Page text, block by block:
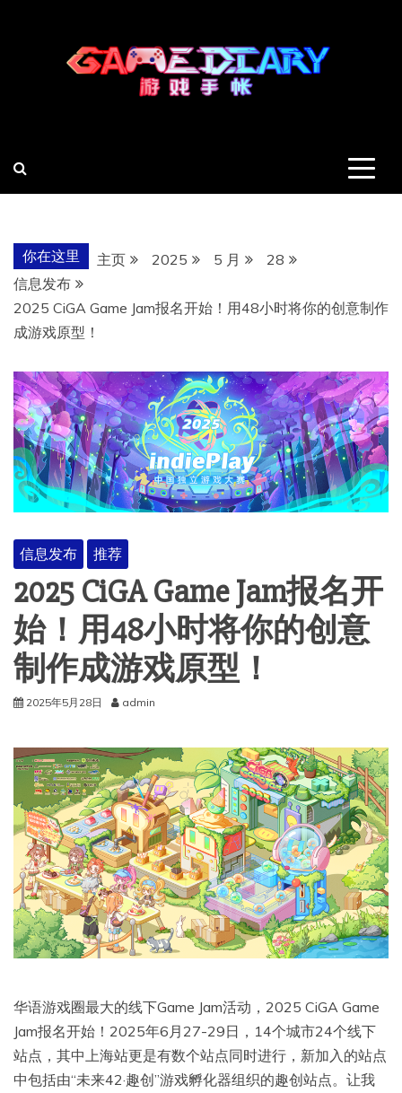
你在这里 主页 2025 5 月
28
信息发布
2025 CiGA Game Jam报名开始！用48小时将你的创意制作
成游戏原型！
信息发布 推荐
2025 CiGA Game Jam报名开
始！用48小时将你的创意
制作成游戏原型！
2025年5月28日 admin
华语游戏圈最大的线下Game Jam活动，2025 CiGA Game
Jam报名开始！2025年6月27-29日，14个城市24个线下
站点，其中上海站更是有数个站点同时进行，新加入的站点
中包括由“未来42·趣创”游戏孵化器组织的趣创站点。让我